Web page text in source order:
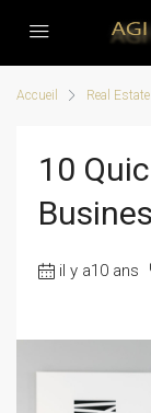
Accueil Real Estate
10
il y a10 ans